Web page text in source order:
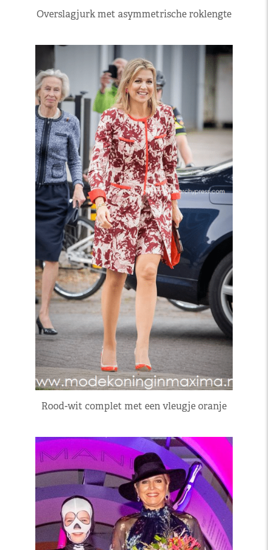
Overslagjurk met asymmetrische roklengte
Rood-wit complet met een vleugje oranje